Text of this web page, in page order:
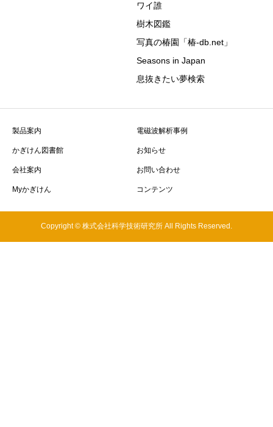
ワイ誰
樹木図鑑
写真の椿園「椿-db.net」
Seasons in Japan
息抜きたい夢検索
製品案内 電磁波解析事例
かぎけん図書館 お知らせ
会社案内 お問い合わせ
Myかぎけん コンテンツ
Copyright © 株式会社科学技術研究所 All Rights Reserved.